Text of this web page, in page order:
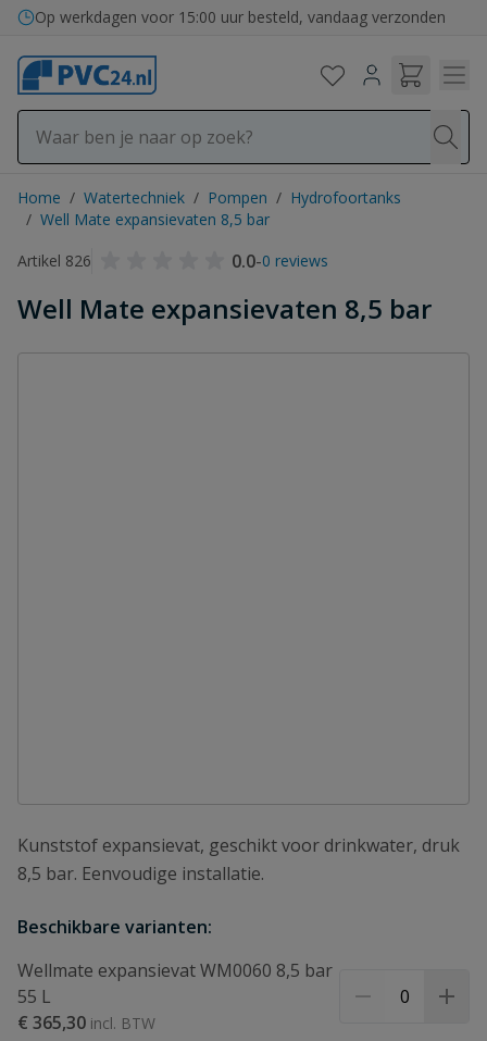
Ga naar de inhoud
Bezorging in binnen- en buitenland
Home / Watertechniek / Pompen / Hydrofoortanks
/ Well Mate expansievaten 8,5 bar
Artikel 826
0.0-0 reviews
Well Mate expansievaten 8,5 bar
Kunststof expansievat, geschikt voor drinkwater, druk
8,5 bar. Eenvoudige installatie.
Beschikbare varianten:
Wellmate expansievat WM0060 8,5 bar
55 L
€ 365,30